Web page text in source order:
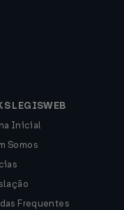
LEGISWEB
Inicial
Somos
Frequentes